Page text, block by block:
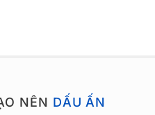
NÊN DẤU ẤN